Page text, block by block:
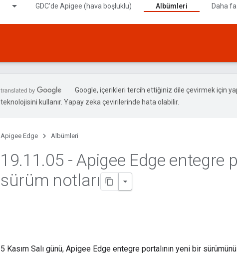
GDC'de Apigee (hava boşluklu) Albümleri Daha
Google, içerikleri tercih ettiğiniz dile çevirmek için
teknolojisini kullanır. Yapay zeka çevirilerinde hata olabilir.
Apigee Edge Albümleri
19.11 .05 - Apigee Edge entegre
sürüm notları
5 Kasım Salı günü, Apigee Edge entegre portalının yeni bir